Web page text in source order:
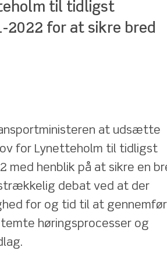
til tidligst
2022 for at sikre bred
at udsætte
for Lynetteholm til tidligst
med henblik på at sikre en
debat ved at der
for og tid til at
høringsprocesser og